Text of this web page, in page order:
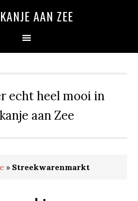
AAN ZEE
echt heel mooi in
aan Zee
» Streekwarenmarkt